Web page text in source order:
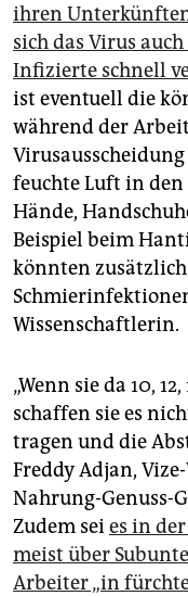
ihren
sich das Virus
Infizierte schnell
ist eventuell die
während der
feuchte Luft in den
Hände,
Beispiel beim
könnten
Wissenschaftlerin.
„Wenn sie da 10,
schaffen sie es
tragen und die
Freddy Adjan,
Nahrung-Genuss-
Zudem seies in
meist über
Arbeiter „in